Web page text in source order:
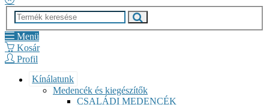
Menü
Kosár
Profil
Kínálatunk
Medencék és kiegészítők
CSALÁDI MEDENCÉK